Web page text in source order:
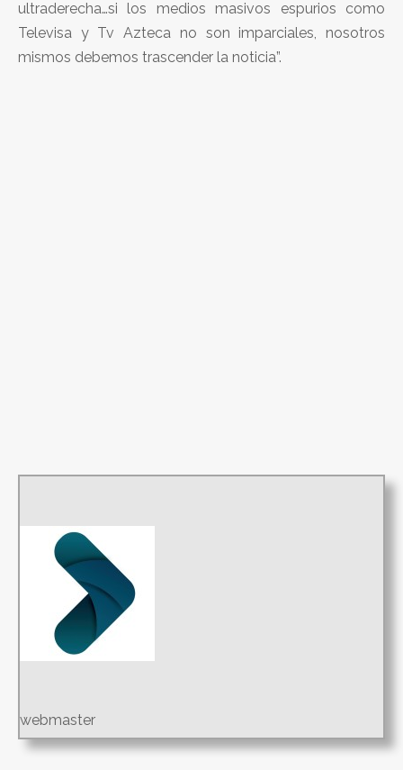
ultraderecha…si los medios masivos espurios como
Televisa y Tv Azteca no son imparciales, nosotros
mismos debemos trascender la noticia”.
webmaster